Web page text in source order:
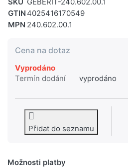
GTIN 4025416170549
MPN 240.602.00.1
Cena na dotaz
Vyprodáno
Termín dodání
vyprodáno
Přidat do seznamu
Možnosti platby